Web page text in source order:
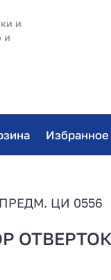
и
и
Избранное
ЦИ 0556